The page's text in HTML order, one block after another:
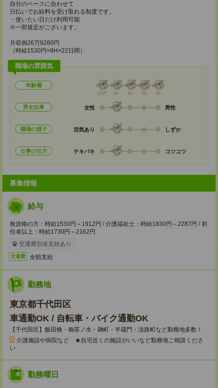
自分のペースに合わせて
日払いでお給料を受け取れる制度です。
・使いたい日だけ利用可能
※一部規定がございます。
月収例26万9280円
（時給1530円×8H×22日間）
職場の雰囲気
年齢層
20代 30 40 50 60
男女比率 女性 男性
職場の様子 活気あり しずか
仕事の仕方 テキパキ コツコツ
募集情報
給与
無資格の方：時給1530円～1912円 / 介護福祉士：時給1830円～2287円 / 初
任者以上：時給1730円～2162円
交通費別途支給あり
交通費 全額支給
勤務地
東京都千代田区
車通勤OK / 自転車・バイク通勤OK
【千代田区】飯田橋・御茶ノ水・麹町・半蔵門・淡路町など勤務地多数！
介護施設や病院など ★自宅近くの施設がいいなど勤務地ご相談くださ
い
勤務曜日